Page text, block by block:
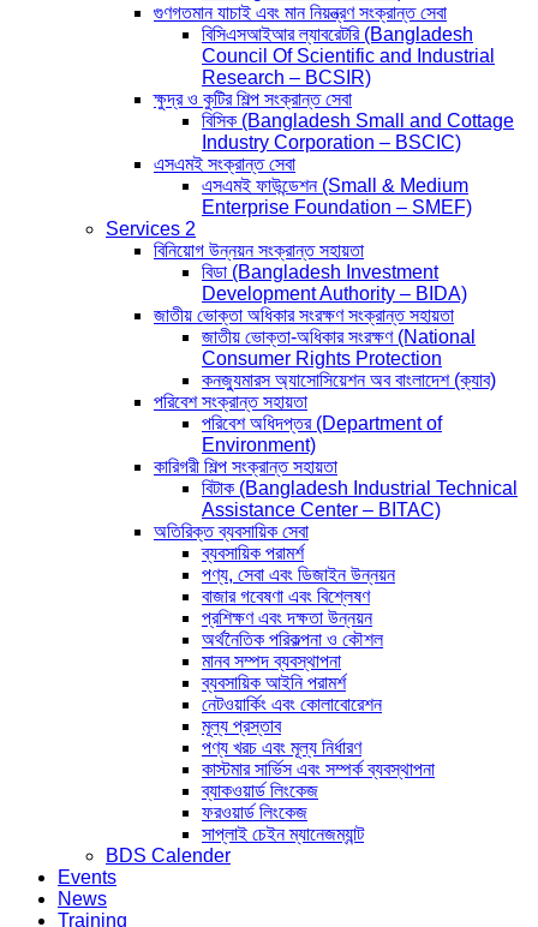
গুণগতমান যাচাই এবং মান নিয়ন্ত্রণ সংক্রান্ত সেবা
বিসিএসআইআর ল্যাবরেটরি (Bangladesh
Council Of Scientific and Industrial
Research – BCSIR)
ক্ষুদ্র ও কুটির শিল্প সংক্রান্ত সেবা
বিসিক (Bangladesh Small and Cottage
Industry Corporation – BSCIC)
এসএমই সংক্রান্ত সেবা
এসএমই ফাউন্ডেশন (Small & Medium
Enterprise Foundation – SMEF)
Services 2
বিনিয়োগ উন্নয়ন সংক্রান্ত সহায়তা
বিডা (Bangladesh Investment
Development Authority – BIDA)
জাতীয় ভোক্তা অধিকার সংরক্ষণ সংক্রান্ত সহায়তা
জাতীয় ভোক্তা-অধিকার সংরক্ষণ (National
Consumer Rights Protection
কনজ্যুমারস অ্যাসোসিয়েশন অব বাংলাদেশ (ক্যাব)
পরিবেশ সংক্রান্ত সহায়তা
পরিবেশ অধিদপ্তর (Department of
Environment)
কারিগরী শিল্প সংক্রান্ত সহায়তা
বিটাক (Bangladesh Industrial Technical
Assistance Center – BITAC)
অতিরিক্ত ব্যবসায়িক সেবা
ব্যবসায়িক পরামর্শ
পণ্য, সেবা এবং ডিজাইন উন্নয়ন
বাজার গবেষণা এবং বিশ্লেষণ
প্রশিক্ষণ এবং দক্ষতা উন্নয়ন
অর্থনৈতিক পরিকল্পনা ও কৌশল
মানব সম্পদ ব্যবস্থাপনা
ব্যবসায়িক আইনি পরামর্শ
নেটওয়ার্কিং এবং কোলাবোরেশন
মূল্য প্রস্তাব
পণ্য খরচ এবং মূল্য নির্ধারণ
কাস্টমার সার্ভিস এবং সম্পর্ক ব্যবস্থাপনা
ব্যাকওয়ার্ড লিংকেজ
ফরওয়ার্ড লিংকেজ
সাপ্লাই চেইন ম্যানেজম্যান্ট
BDS Calender
Events
News
Training